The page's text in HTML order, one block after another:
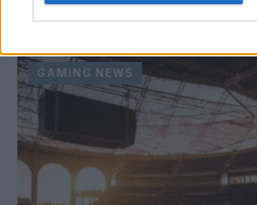
Continua a leggere
GAMING NEWS